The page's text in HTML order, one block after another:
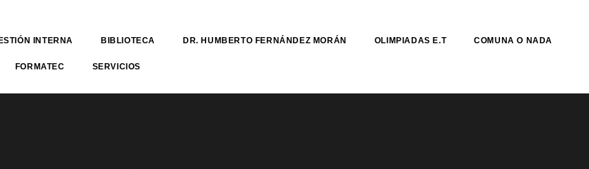
INTERNA BIBLIOTECA DR. HUMBERTO FERNÁNDEZ MORÁN OLIMPIADAS E.T COMUNA O NADA
FORMATEC SERVICIOS